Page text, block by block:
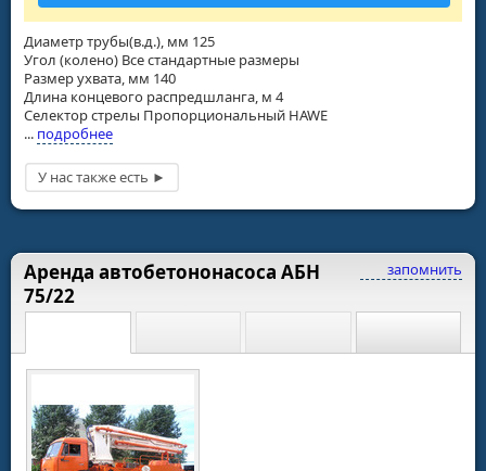
Диаметр трубы(в.д.), мм 125
Угол (колено) Все стандартные размеры
Размер ухвата, мм 140
Длина концевого распредшланга, м 4
Селектор стрелы Пропорциональный HAWE
... подробнее
запомнить
Аренда автобетононасоса АБН
75/22